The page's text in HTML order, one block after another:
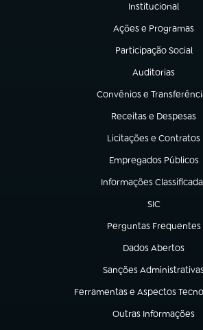
Institucional
(abre em nova aba)
Ações e Programas
(abre em nova aba)
Participação Social
(abre em nova aba)
Auditorias
(abre em nova
Convênios e
(abre em nova aba)
Receitas e Despesas
(abre em nova aba)
Licitações e Contratos
(abre em nova aba)
Empregados Públicos
(abre em nova aba)
Informações
(abre em nova aba)
SIC
(abre em
Perguntas Frequentes
(abre em nova aba)
Dados Abertos
(abre em nova aba)
Sanções
(abre em nova aba)
Ferramentas e Aspectos
(abre em nova aba)
Outras Informações
(abre em nova aba)